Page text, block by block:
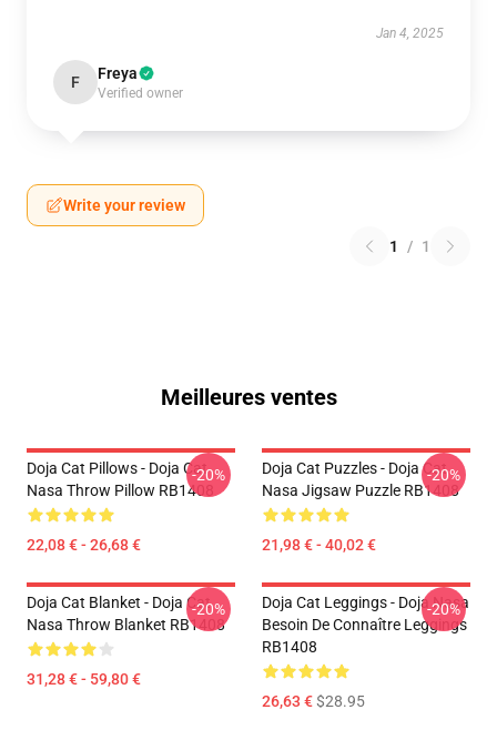
Jan 4, 2025
F Freya
Verified owner
Write your review
1 / 1
Meilleures ventes
Doja Cat Pillows - Doja Cat
Nasa Throw Pillow RB1408
22,08 € - 26,68 €
-20%
Doja Cat Puzzles - Doja Cat
Nasa Jigsaw Puzzle RB1408
21,98 € - 40,02 €
-20%
Doja Cat Blanket - Doja Cat
Nasa Throw Blanket RB1408
31,28 € - 59,80 €
-20%
Doja Cat Leggings - Doja Nasa
Besoin De Connaître Leggings
RB1408
26,63 €$28.95
-20%